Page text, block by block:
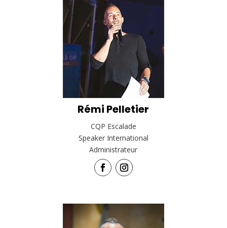
Rémi Pelletier
CQP Escalade
Speaker International
Administrateur